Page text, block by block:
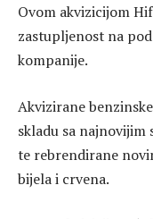
Ovom akvizicijom
zastupljenost na
kompanije.
Akvizirane
skladu sa najnovijim
te rebrendirane
bijela i crvena.